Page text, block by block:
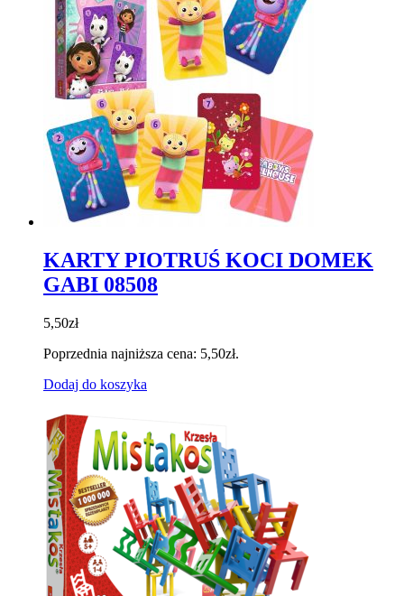
KARTY PIOTRUŚ KOCI DOMEK
GABI 08508
5,50zł
Poprzednia najniższa cena: 5,50zł.
Dodaj do koszyka